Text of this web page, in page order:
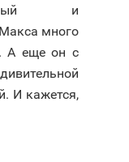
и
много
А еще он с
И кажется,